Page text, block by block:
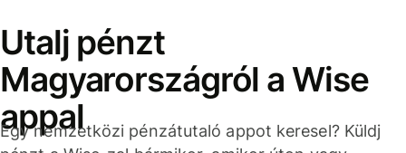
Utalj pénzt
Magyarországról a Wise
appal
Egy nemzetközi pénzátutaló appot keresel? Küldj